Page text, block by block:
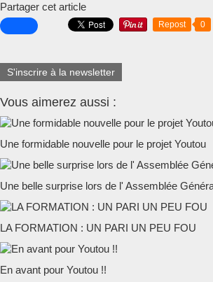
Partager cet article
Repost 0
S'inscrire à la newsletter
Vous aimerez aussi :
Une formidable nouvelle pour le projet Youtou
Une belle surprise lors de l' Assemblée
LA FORMATION : UN PARI UN PEU FOU
En avant pour Youtou !!